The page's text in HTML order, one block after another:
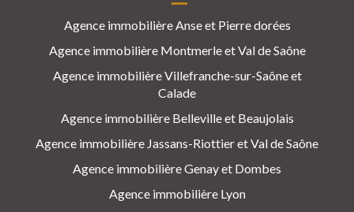
Agence immobilière Anse et Pierre dorées
Agence immobilière Montmerle et Val de Saône
Agence immobilière Villefranche-sur-Saône et
Calade
Agence immobilière Belleville et Beaujolais
Agence immobilière Jassans-Riottier et Val de Saône
Agence immobilière Genay et Dombes
Agence immobilière Lyon